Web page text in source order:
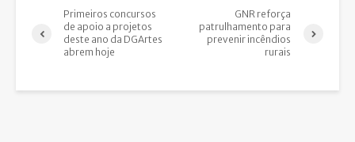
Primeiros concursos
de apoio a projetos
deste ano da DGArtes
abrem hoje
GNR reforça
patrulhamento para
prevenir incêndios
rurais